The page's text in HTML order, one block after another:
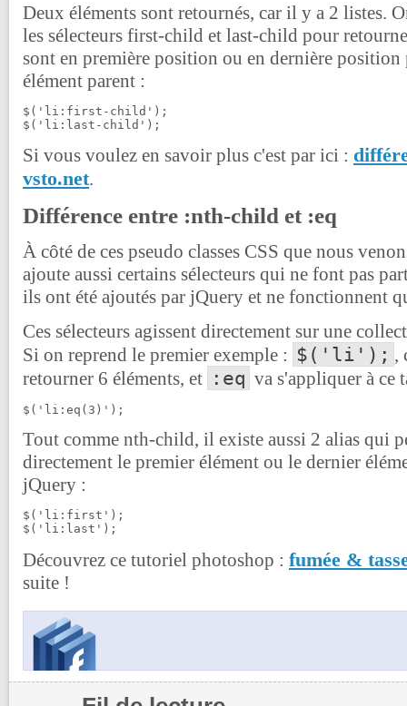
Deux éléments sont retournés, car il y a 2 listes.
les sélecteurs first-child et last-child pour
sont en première position ou en dernière position
élément parent :
$('li:first-child');
$('li:last-child');
Si vous voulez en savoir plus c'est par ici :
vsto.net.
Différence entre :nth-child et :eq
À côté de ces pseudo classes CSS que nous
ajoute aussi certains sélecteurs qui ne font pas
ils ont été ajoutés par jQuery et ne fonctionnent
Ces sélecteurs agissent directement sur une
Si on reprend le premier exemple : $('li'); ,
retourner 6 éléments, et :eq va s'appliquer à ce
$('li:eq(3)');
Tout comme nth-child, il existe aussi 2 alias qui
directement le premier élément ou le dernier
jQuery :
$('li:first');
$('li:last');
Découvrez ce tutoriel photoshop : fumée &
suite !